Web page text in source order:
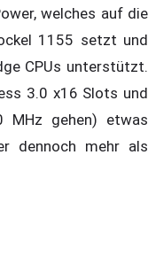
welches auf die
1155 setzt und
CPUs unterstützt.
3.0 x16 Slots und
MHz gehen) etwas
dennoch mehr als